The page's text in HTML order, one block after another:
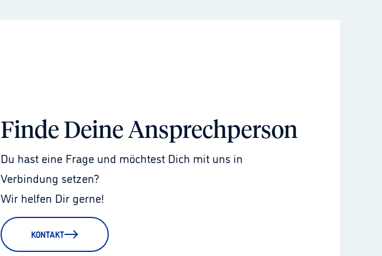
Finde Deine Ansprechperson
Du hast eine Frage und möchtest Dich mit uns in
Verbindung setzen?
Wir helfen Dir gerne!
KONTAKT